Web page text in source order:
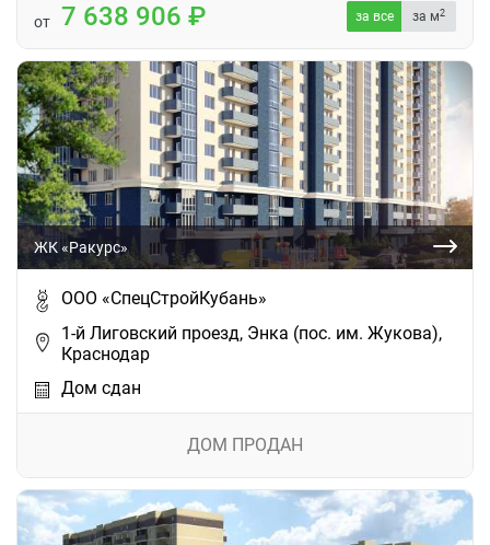
от 7 638 906 за все за м2
ЖК «Ракурс»
ООО «СпецСтройКубань»
1-й Лиговский проезд, Энка (пос. им. Жукова),
Краснодар
Дом сдан
ДОМ ПРОДАН